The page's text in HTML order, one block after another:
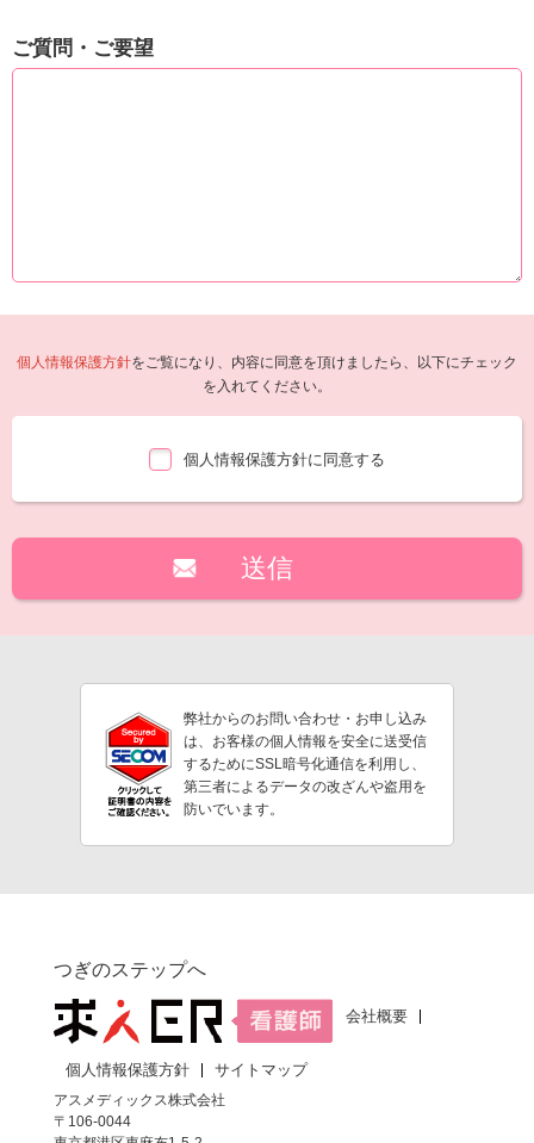
ご質問・ご要望
個人情報保護方針をご覧になり、内容に同意を頂けましたら、以下にチェック
を入れてください。
個人情報保護方針に同意する
弊社からのお問い合わせ・お申し込み
は、お客様の個人情報を安全に送受信
するためにSSL暗号化通信を利用し、
第三者によるデータの改ざんや盗用を
防いでいます。
つぎのステップへ
会社概要
個人情報保護方針
サイトマップ
アスメディックス株式会社
〒106-0044